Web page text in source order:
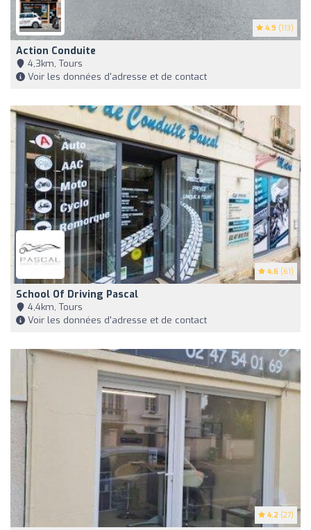
4.9 (113)
Action Conduite
4,3km, Tours
Voir les données d'adresse et de contact
4.6 (61)
School Of Driving Pascal
4,4km, Tours
Voir les données d'adresse et de contact
4.2 (27)